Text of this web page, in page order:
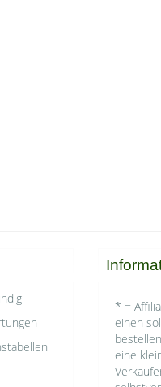
* =
einen
eine